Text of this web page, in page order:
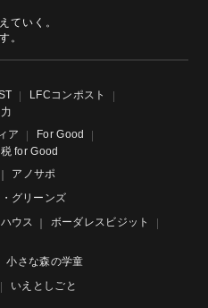
ていく。
。
LFCコンポスト
ア
For Good
for Good
アノサポ
グリーンズ
ウス
ボーダレスビジット
小さな森の学童
いえとしごと